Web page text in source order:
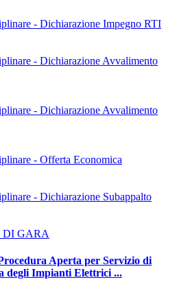
- Dichiarazione Impegno RTI
- Dichiarazione Avvalimento
- Dichiarazione Avvalimento
- Offerta Economica
- Dichiarazione Subappalto
DI GARA
Aperta per Servizio di
degli Impianti Elettrici ...